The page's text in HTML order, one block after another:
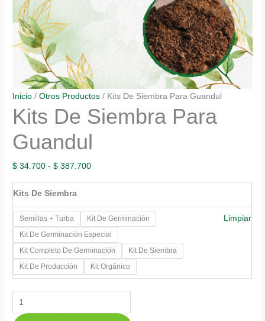
Inicio /Otros Productos / Kits De Siembra Para Guandul
Kits De Siembra Para
Guandul
$ 34.700 - $ 387.700Rango
de
desde
$ 34.700
hasta
$ 387.700
Kits De Siembra
Semillas + Turba
Kit De Germinación
Kit De Germinación Especial
Kit Completo De Germinación
Kit De Siembra
Kit De Producción
Kit Orgánico
Limpiar
Kits
De